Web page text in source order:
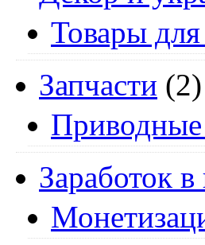
Товары
Запчасти (2)
Приводные
Заработок в